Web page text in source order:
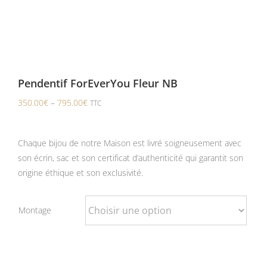
Pendentif ForEverYou Fleur NB
350.00€ – 795.00€ TTC
Chaque bijou de notre Maison est livré soigneusement avec
son écrin, sac et son certificat d’authenticité qui garantit son
origine éthique et son exclusivité.
Montage